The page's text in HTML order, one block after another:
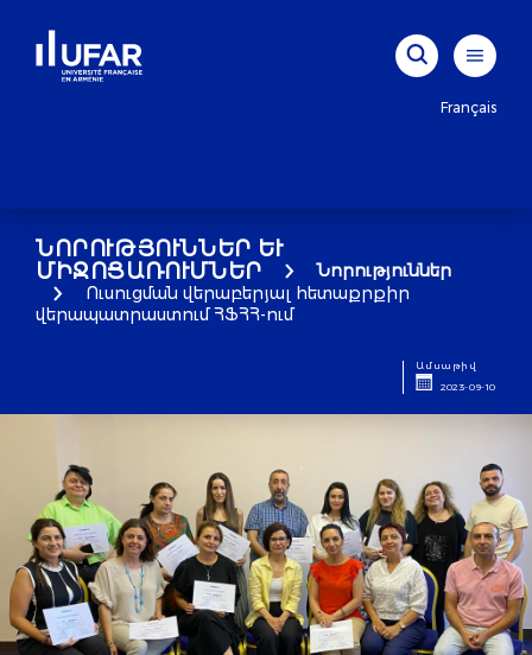
Français
ՆՈՐՈՒԹՅՈՒՆՆԵՐ ԵՒ Մ
ԻՋՈՑԱՌՈՒՄՆԵՐ
Նորություններ
Ուսուցման վերաբերյալ հետաքրքիր
վերապատրաստում ՀՖՀՀ-ում
Ամսաթիվ
2023-09-10